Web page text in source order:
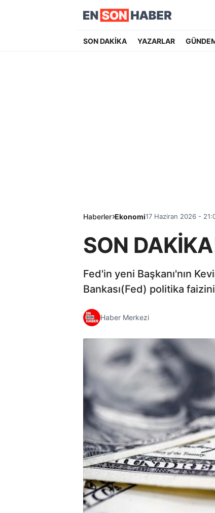
SON DAKİKA YAZARLAR
Haberler Ekonomi17 Haziran 2026 -
SON
Fed'in yeni Başkanı'nın
Bankası(Fed) politika
Haber Merkezi